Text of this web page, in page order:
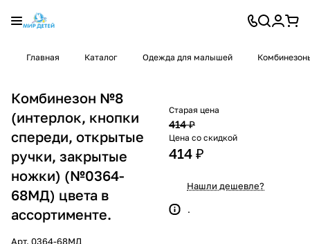
Главная Каталог Одежда для малышей
Комбинезон №8
(интерлок, кнопки
спереди, открытые
ручки, закрытые
ножки) (№0364-
68МД) цвета в
ассортименте.
Арт. 0364-68МД
Старая цена
414 ₽
Цена со скидкой
414 ₽
Нашли дешевле?
.